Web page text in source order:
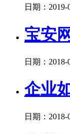
日期：
宝安
日期：
企业
日期：